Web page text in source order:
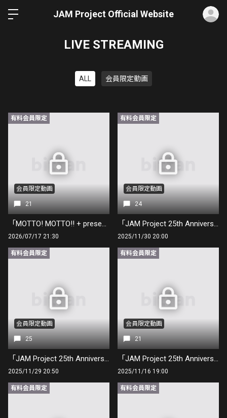
JAM Project Official Website
LIVE STREAMING
ALL 会員限定動画
有料会員限定
会員限定動画
21
「MOTTO! MOTTO!! + presents JAM PARTY 2026 ～We Can Fly ! ～」🔥終演直後🔥
2026/07/17 21:30
有料会員限定
会員限定動画
24
「JAM Project 25th Anniversary Live FINAL COUNTDOWN」🔥神奈川DAY2🔥 終演直後！
2025/11/30 20:00
有料会員限定
会員限定動画
25
「JAM Project 25th Anniversary Live FINAL COUNTDOWN」🔥神奈川DAY1🔥 終演直後！
2025/11/29 20:50
有料会員限定
会員限定動画
21
「JAM Project 25th Anniversary Live FINAL COUNTDOWN」🔥大阪DAY２🔥 終演直後！
2025/11/16 19:00
有料会員限定 有料会員限定